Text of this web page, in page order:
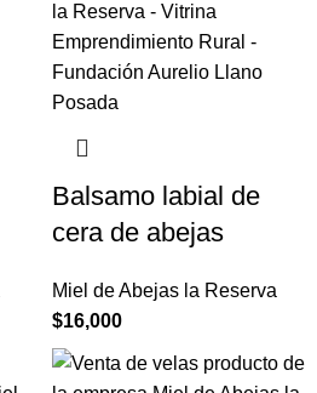
Balsamo labial de
cera de abejas
Miel de Abejas la Reserva
$16,000